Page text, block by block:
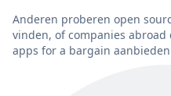
Anderen proberen open
vinden, of companies abroad
apps for a bargain